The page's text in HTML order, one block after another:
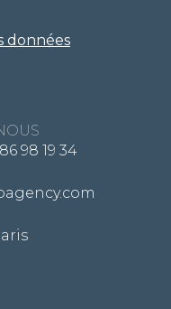
données
98 19 34